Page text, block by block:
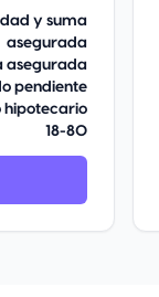
y suma
asegurada
asegurada
pendiente
hipotecario
18-80